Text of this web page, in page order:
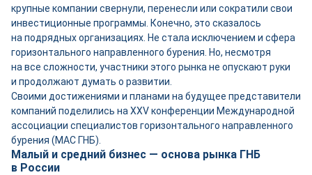
крупные компании свернули, перенесли или сократили свои
инвестиционные программы. Конечно, это сказалось
на подрядных организациях. Не стала исключением и сфера
горизонтального направленного бурения. Но, несмотря
на все сложности, участники этого рынка не опускают руки
и продолжают думать о развитии.
Своими достижениями и планами на будущее представители
компаний поделились на ХХV конференции Международной
ассоциации специалистов горизонтального направленного
бурения (МАС ГНБ).
Малый и средний бизнес — основа рынка ГНБ
в России